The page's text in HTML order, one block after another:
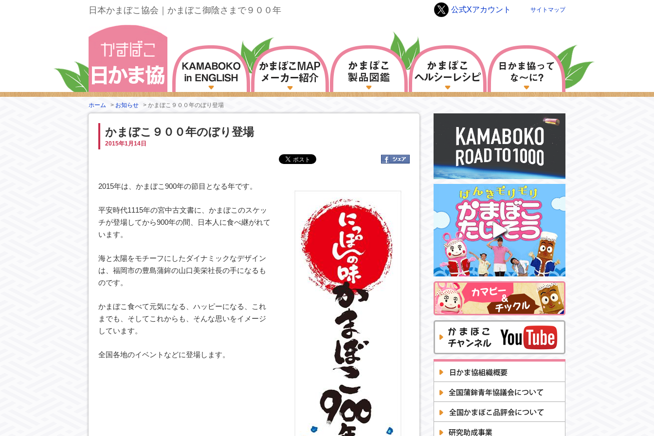
日本かまぼこ協会｜かまぼこ御陰さまで９００年 サイトマップ
公式Xアカウント
ホーム > お知らせ > かまぼこ９００年のぼり登場
かまぼこ９００年のぼり登場
2015年1月14日
2015年は、かまぼこ900年の節目となる年です。
平安時代1115年の宮中古文書に、かまぼこのスケッ
チが登場してから900年の間、日本人に食べ継がれて
います。
海と太陽をモチーフにしたダイナミックなデザイン
は、福岡市の豊島蒲鉾の山口美栄社長の手になるも
のです。
かまぼこ食べて元気になる、ハッピーになる、これ
までも、そしてこれからも、そんな思いをイメージ
しています。
全国各地のイベントなどに登場します。